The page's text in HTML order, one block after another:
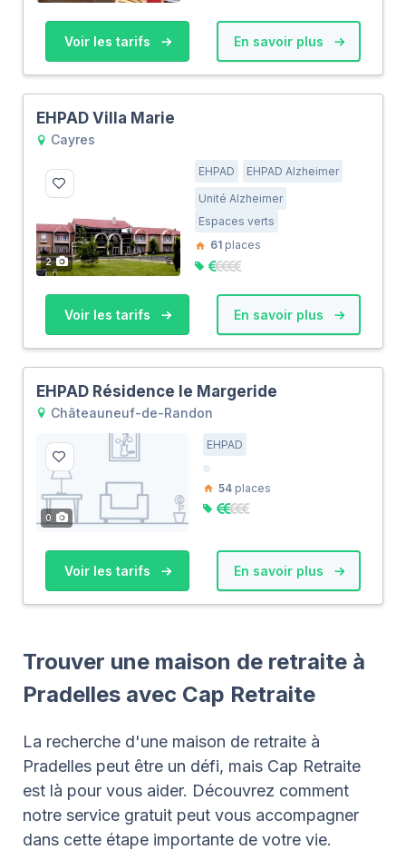
Voir les tarifs En savoir plus
EHPAD Villa Marie
Cayres
2
EHPAD
EHPAD Alzheimer
Unité Alzheimer
Espaces verts
61 places
Voir les tarifs En savoir plus
EHPAD Résidence le Margeride
Châteauneuf-de-Randon
0
EHPAD
54 places
Voir les tarifs En savoir plus
Trouver une maison de retraite à
Pradelles avec Cap Retraite
La recherche d'une maison de retraite à
Pradelles peut être un défi, mais Cap Retraite
est là pour vous aider. Découvrez comment
notre service gratuit peut vous accompagner
dans cette étape importante de votre vie.